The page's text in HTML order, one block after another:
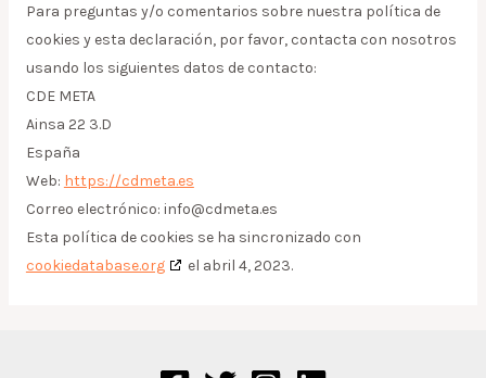
Para preguntas y/o comentarios sobre nuestra política de
cookies y esta declaración, por favor, contacta con nosotros
usando los siguientes datos de contacto:
CDE META
Ainsa 22 3.D
España
Web: https://cdmeta.es
Correo electrónico: info@cdmeta.es
Esta política de cookies se ha sincronizado con
cookiedatabase.org
el abril 4, 2023.